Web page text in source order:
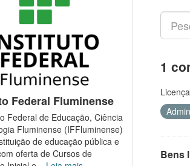
Federal Fluminense
Federal de Educação, Ciência
Fluminense (IFFluminense)
de educação pública e
oferta de Cursos de
1
Bens